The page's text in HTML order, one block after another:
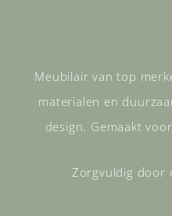
Meubilair van top
materialen en
design. Gemaakt
Zorgvuldig door